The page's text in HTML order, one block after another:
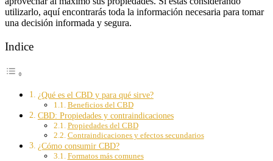
utilizarlo, aquí encontrarás toda la información necesaria para tomar
una decisión informada y segura.
Indice
¿Qué es el CBD y para qué sirve?
Beneficios del CBD
CBD: Propiedades y contraindicaciones
Propiedades del CBD
Contraindicaciones y efectos secundarios
¿Cómo consumir CBD?
Formatos más comunes